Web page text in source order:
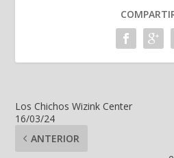
Los Chichos Wizink Center
16/03/24
ANTERIOR